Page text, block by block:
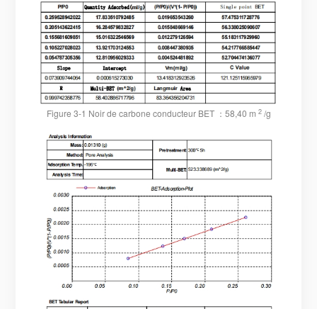
Figure 3-1 Noir de carbone conducteur BET ： 58,40 m 2/g